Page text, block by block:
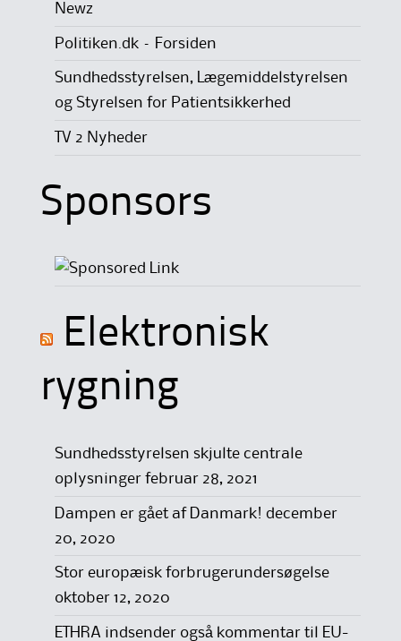
Newz
Politiken.dk – Forsiden
Sundhedsstyrelsen, Lægemiddelstyrelsen
og Styrelsen for Patientsikkerhed
TV 2 Nyheder
Sponsors
Elektronisk
rygning
Sundhedsstyrelsen skjulte centrale
oplysninger februar 28, 2021
Dampen er gået af Danmark! december
20, 2020
Stor europæisk forbrugerundersøgelse
oktober 12, 2020
ETHRA indsender også kommentar til EU-